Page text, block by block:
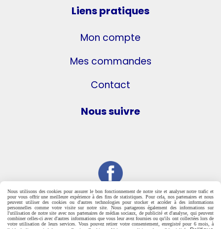
Liens pratiques
Mon compte
Mes commandes
Contact
Nous suivre
Nous utilisons des cookies pour assurer le bon fonctionnement de notre site et analyser notre trafic et
pour vous offrir une meilleure expérience à des fins de statistiques. Pour cela, nos partenaires et nous
peuvent utiliser des cookies ou d'autres technologies pour stocker et accéder à des informations
personnelles comme votre visite sur notre site. Nous partageons également des informations sur
l'utilisation de notre site avec nos partenaires de médias sociaux, de publicité et d'analyse, qui peuvent
combiner celles-ci avec d'autres informations que vous leur avez fournies ou qu'ils ont collectées lors de
votre utilisation de leurs services. Vous pouvez retirer votre consentement, enregistré pour 6 mois, à